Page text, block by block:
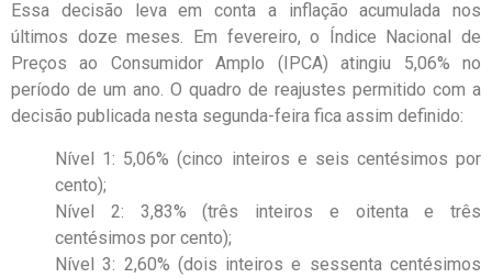
Essa decisão leva em conta a inflação acumulada nos
últimos doze meses. Em fevereiro, o Índice Nacional de
Preços ao Consumidor Amplo (IPCA) atingiu 5,06% no
período de um ano. O quadro de reajustes permitido com a
decisão publicada nesta segunda-feira fica assim definido:
Nível 1: 5,06% (cinco inteiros e seis centésimos por
cento);
Nível 2: 3,83% (três inteiros e oitenta e três
centésimos por cento);
Nível 3: 2,60% (dois inteiros e sessenta centésimos